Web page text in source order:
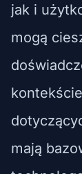
jak i
mogą
mają